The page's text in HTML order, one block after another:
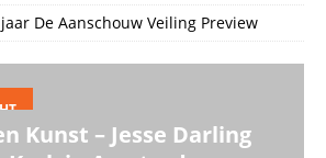
De Aanschouw Veiling Preview
Kunst – Jesse Darling